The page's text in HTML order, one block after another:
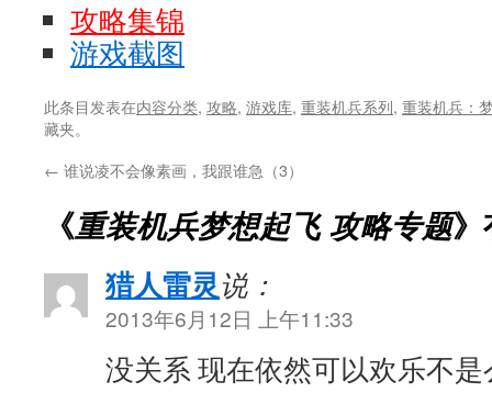
攻略集锦
游戏截图
此条目发表在内容分类, 攻略, 游戏库, 重装机兵系列, 重装机兵：
藏夹。
← 谁说凌不会像素画，我跟谁急（3）
《重装机兵梦想起飞 攻略专题》
猎人雷灵说：
2013年6月12日 上午11:33
没关系 现在依然可以欢乐不是